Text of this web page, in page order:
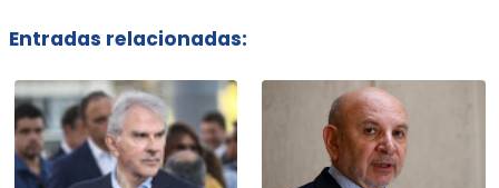
Entradas relacionadas: